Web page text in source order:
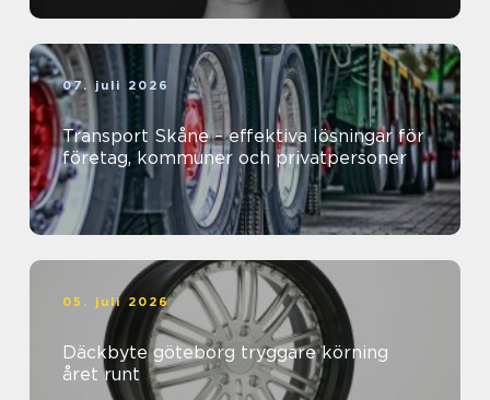
07. juli 2026
Transport Skåne – effektiva lösningar för
företag, kommuner och privatpersoner
05. juli 2026
Däckbyte göteborg tryggare körning
året runt